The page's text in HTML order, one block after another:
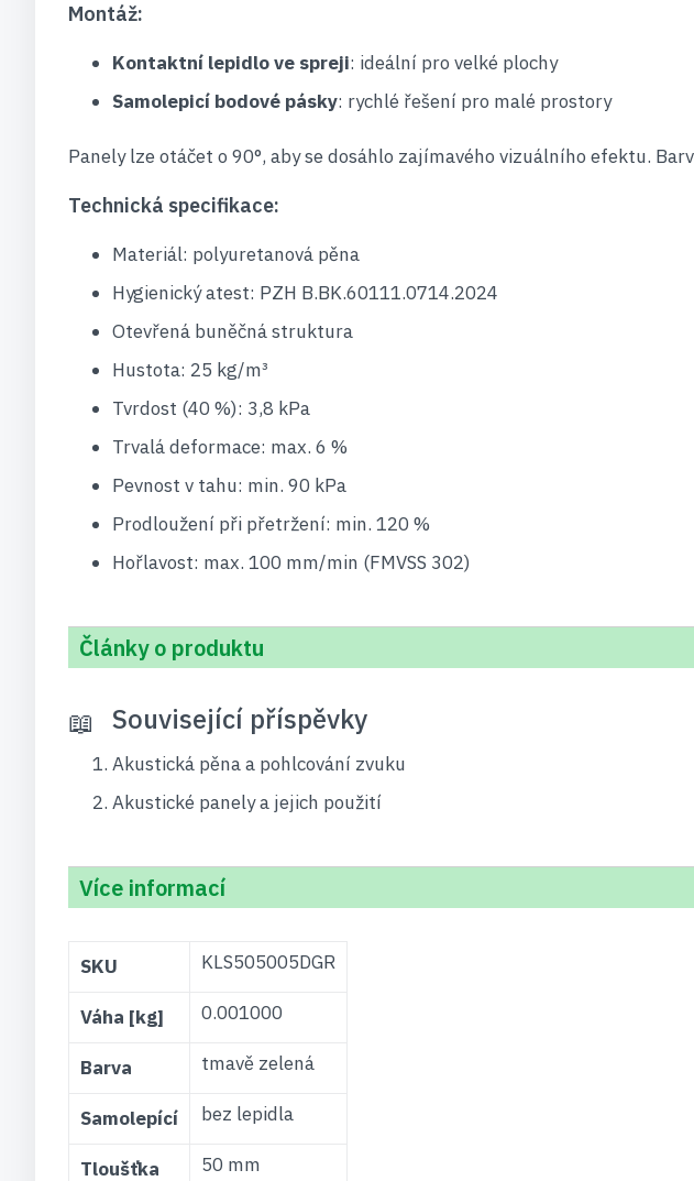
Montáž:
Kontaktní lepidlo ve spreji: ideální pro velké plochy
Samolepicí bodové pásky: rychlé řešení pro malé prostory
Panely lze otáčet o 90°, aby se dosáhlo zajímavého vizuálního efektu.
Technická specifikace:
Materiál: polyuretanová pěna
Hygienický atest: PZH B.BK.60111.0714.2024
Otevřená buněčná struktura
Hustota: 25 kg/m³
Tvrdost (40 %): 3,8 kPa
Trvalá deformace: max. 6 %
Pevnost v tahu: min. 90 kPa
Prodloužení při přetržení: min. 120 %
Hořlavost: max. 100 mm/min (FMVSS 302)
Články o produktu
Související příspěvky
Akustická pěna a pohlcování zvuku
Akustické panely a jejich použití
Více informací
informací
SKU KLS505005DGR
Váha [kg] 0.001000
Barva tmavě zelená
Samolepící bez lepidla
Tloušťka 50 mm